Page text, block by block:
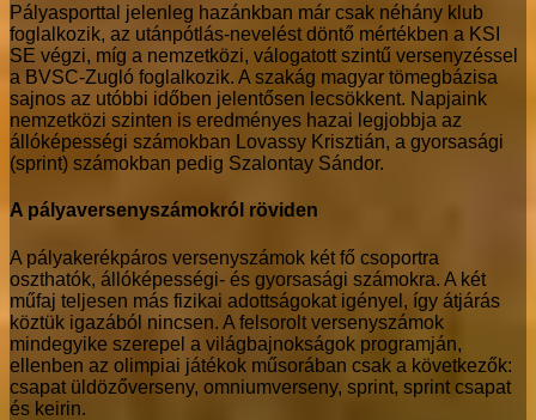
Pályasporttal jelenleg hazánkban már csak néhány klub
foglalkozik, az utánpótlás-nevelést döntő mértékben a KSI
SE végzi, míg a nemzetközi, válogatott szintű versenyzéssel
a BVSC-Zugló foglalkozik. A szakág magyar tömegbázisa
sajnos az utóbbi időben jelentősen lecsökkent. Napjaink
nemzetközi szinten is eredményes hazai legjobbja az
állóképességi számokban Lovassy Krisztián, a gyorsasági
(sprint) számokban pedig Szalontay Sándor.
A pályaversenyszámokról röviden
A pályakerékpáros versenyszámok két fő csoportra
oszthatók, állóképességi- és gyorsasági számokra. A két
műfaj teljesen más fizikai adottságokat igényel, így átjárás
köztük igazából nincsen. A felsorolt versenyszámok
mindegyike szerepel a világbajnokságok programján,
ellenben az olimpiai játékok műsorában csak a következők:
csapat üldözőverseny, omniumverseny, sprint, sprint csapat
és keirin.